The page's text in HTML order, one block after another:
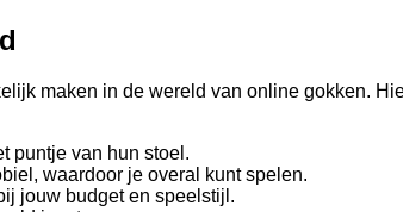
maken in de wereld van online gokken.
puntje van hun stoel.
waardoor je overal kunt spelen.
jouw budget en speelstijl.